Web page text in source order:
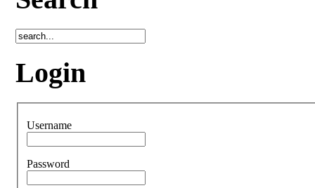
Login
Username
Password